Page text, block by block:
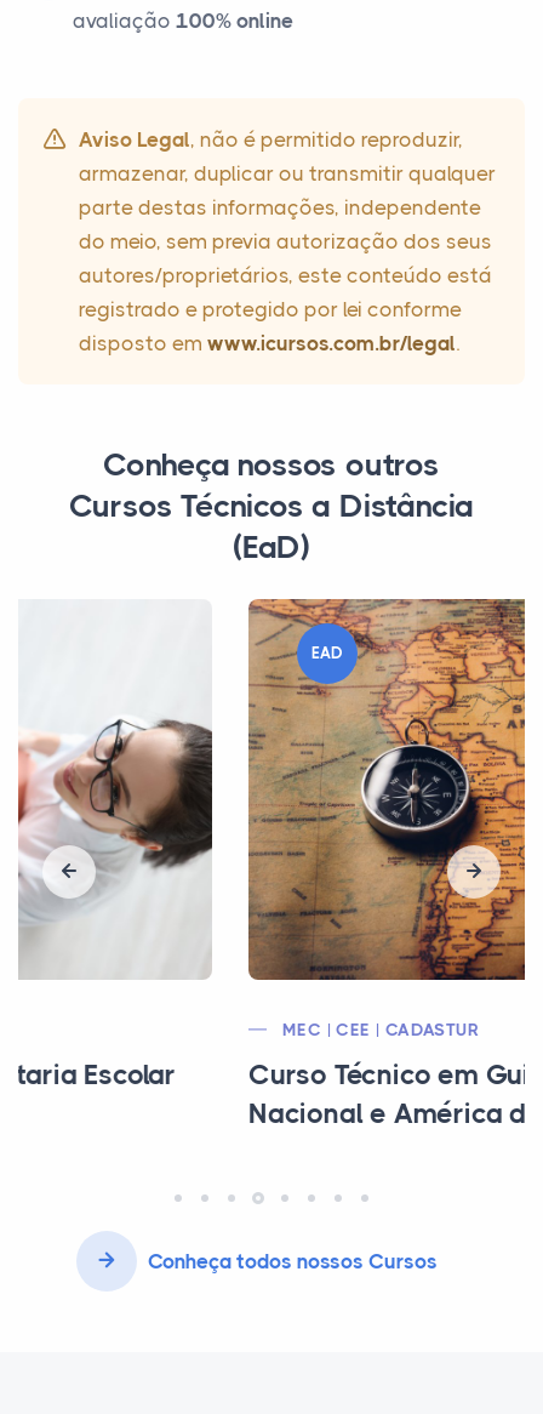
avaliação 100% online
Aviso Legal, não é permitido reproduzir,
armazenar, duplicar ou transmitir qualquer
parte destas informações, independente
do meio, sem previa autorização dos seus
autores/proprietários, este conteúdo está
registrado e protegido por lei conforme
disposto em www.icursos.com.br/legal.
Conheça nossos outros
Cursos Técnicos a Distância
(EaD)
Curso Técnico em Guia de Turismo
Nacional e América do Sul
Conheça todos nossos Cursos